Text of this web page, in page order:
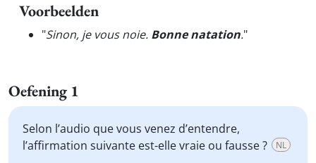
Voorbeelden
"Sinon, je vous noie. Bonne natation."
Oefening 1
Selon l’audio que vous venez d’entendre,
l’affirmation suivante est-elle vraie ou fausse ?
NL